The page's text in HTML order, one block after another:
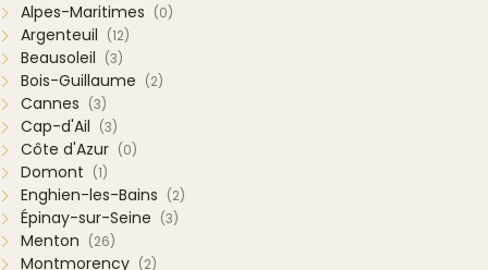
Alpes-Maritimes (0)
Argenteuil (12)
Beausoleil (3)
Bois-Guillaume (2)
Cannes (3)
Cap-d'Ail (3)
Côte d'Azur (0)
Domont (1)
Enghien-les-Bains (2)
Épinay-sur-Seine (3)
Menton (26)
Montmorency (2)